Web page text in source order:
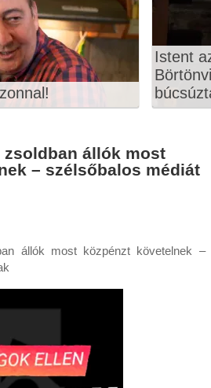
Istent
zsoldban állók most
– szélsőbalos médiát
állók most közpénzt követelnek –